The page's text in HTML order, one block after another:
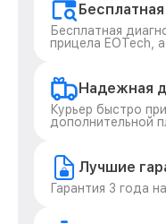
Бесплатная
прицела EOTech,
Надежная
Курьер быстро
дополнительной
Лучшие
Гарантия 3 года